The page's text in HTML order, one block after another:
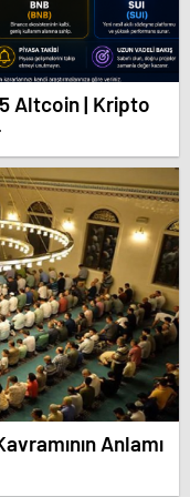
Altcoin | Kripto
Anlamı